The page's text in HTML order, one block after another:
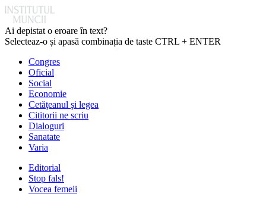
Ai depistat o eroare în text?
Selecteaz-o și apasă combinația de taste CTRL + ENTER
Congres
Oficial
Social
Economie
Cetăţeanul şi legea
Cititorii ne scriu
Dialoguri
Sanatate
Varia
Editorial
Stop fals!
Vocea femeii